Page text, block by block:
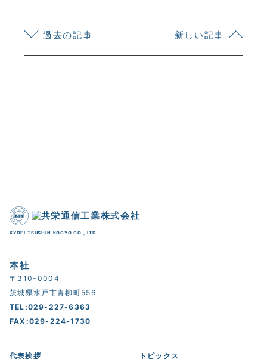
過去の記事 新しい記事
KYOEI TSUSHIN KOGYO CO., LTD.
本社
〒310-0004
茨城県水戸市青柳町556
TEL:029-227-6363
FAX:029-224-1730
代表挨拶 トピックス